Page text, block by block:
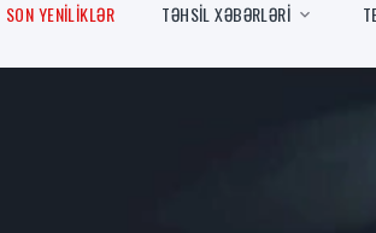
SON YENİLİKLƏR TƏHSİL XƏBƏRLƏRİ